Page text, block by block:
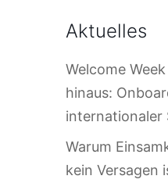
Aktuelles
Welcome
hinaus:
internationaler
Warum
kein Versagen